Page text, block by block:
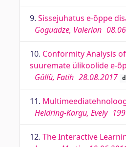
9. Sissejuhatus e-õppe
Goguadze, Valerian
10. Conformity Analysis
suuremate ülikoolide e-
Güllü, Fatih 28.08.2017
11.
Heldring-Kargu, Evely
12. The Interactive